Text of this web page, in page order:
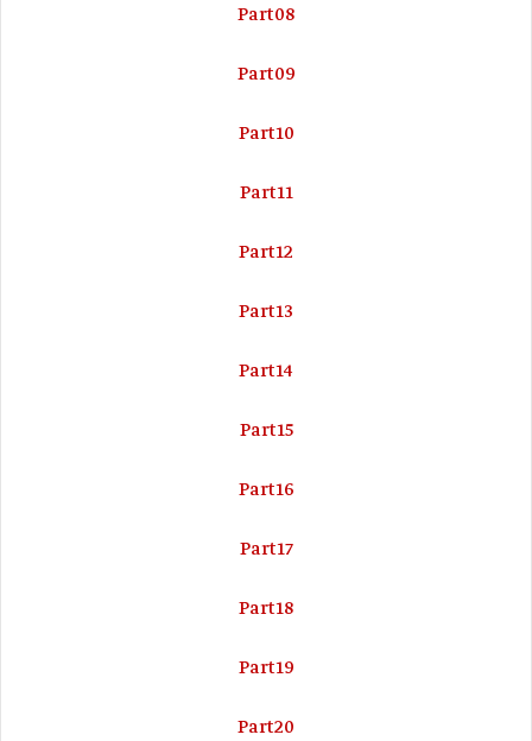
Part08
Part09
Part10
Part11
Part12
Part13
Part14
Part15
Part16
Part17
Part18
Part19
Part20